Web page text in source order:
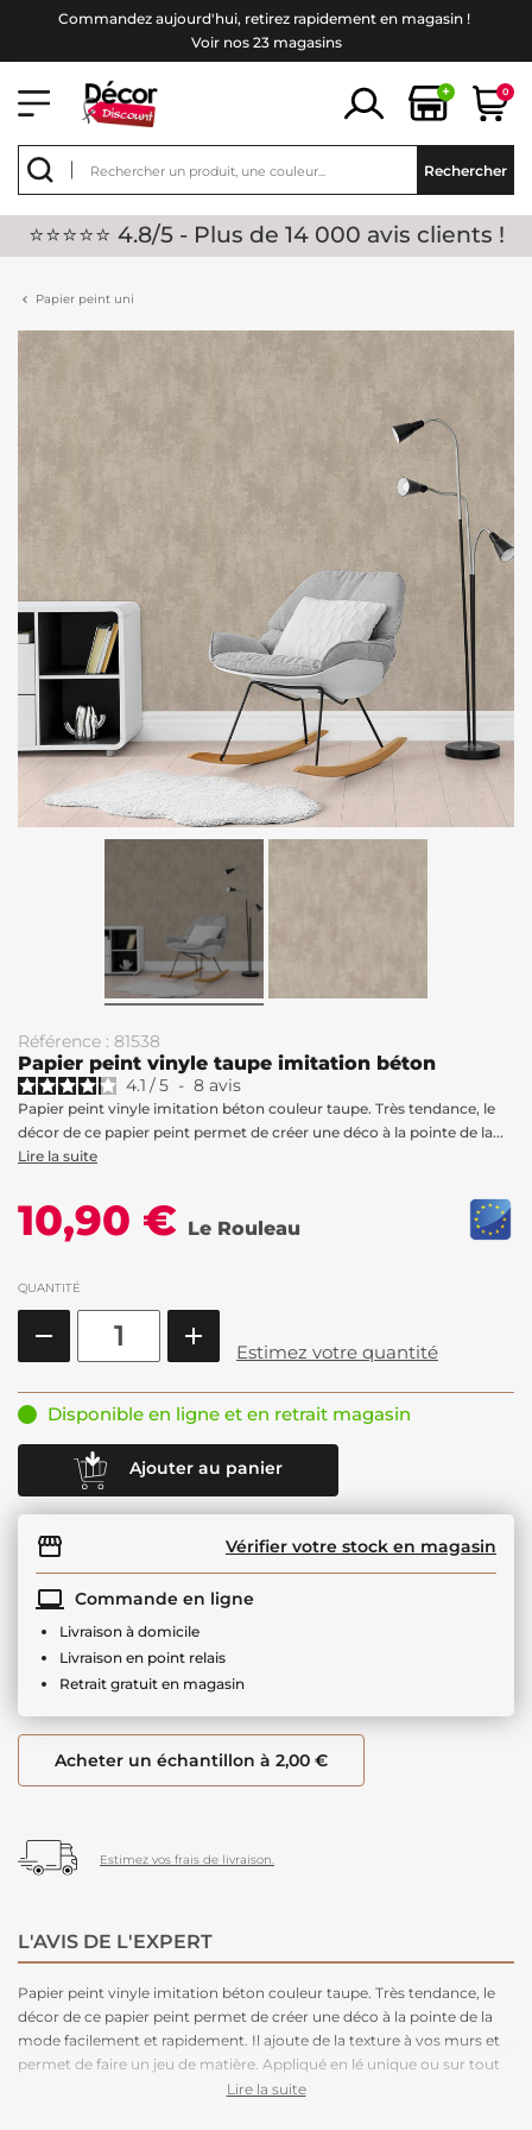
Commandez aujourd'hui, retirez rapidement en magasin !
Voir nos 23 magasins
+ 0
Rechercher
⭐⭐⭐⭐⭐ 4.8/5 - Plus de 14 000 avis clients !
Papier peint uni
Référence : 81538
Papier peint vinyle taupe imitation béton
4.1 /5 - 8 avis
Papier peint vinyle imitation béton couleur taupe. Très tendance, le
décor de ce papier peint permet de créer une déco à la pointe de la...
Lire la suite
10,90 € Le Rouleau
QUANTITÉ
Estimez votre quantité
Disponible en ligne et en retrait magasin
Ajouter au panier
Vérifier votre stock en magasin
Commande en ligne
Livraison à domicile
Livraison en point relais
Retrait gratuit en magasin
Acheter un échantillon à 2,00 €
Estimez vos frais de livraison.
L'AVIS DE L'EXPERT
Papier peint vinyle imitation béton couleur taupe. Très tendance, le
décor de ce papier peint permet de créer une déco à la pointe de la
mode facilement et rapidement. Il ajoute de la texture à vos murs et
permet de faire un jeu de matière. Appliqué en lé unique ou sur tout
un pan de mur l'effet est immédiatement réussi. Facile d'entretien.
Lire la suite